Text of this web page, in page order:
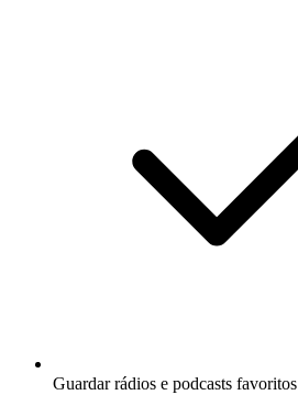
Guardar rádios e podcasts favoritos